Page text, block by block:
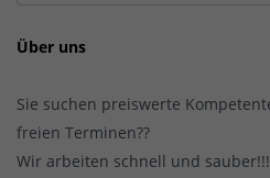
Über uns
Sie suchen preiswerte
freien Terminen??
Wir arbeiten schnell und sauber!!!